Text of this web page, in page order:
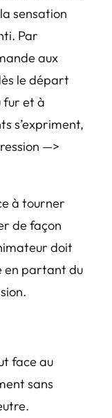
sensation
Par
aux
le départ
fur et à
s’expriment,
—>
à tourner
de façon
doit
en partant du
face au
sans